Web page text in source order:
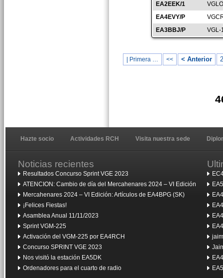
EA2EEK/1
EA4EVY/P
EA3BBJ/P
VGL-
| Primera … << < Anterior
Hazte socio Actividades RCH Visita nuestra sede
Noticias recientes
Resultados Concurso Sprint VGE 2023
ATENCION: Cambio de día del Mercahenares 2024 – VI Edición
Mercahenares 2024 – VI Edición: Artículos de EA4BPG (SK)
¡Felices Fiestas!
Asamblea Anual 11/11/2023
Sprint VGM-225
Activación del VGM-225 por EA4RCH
Concurso SPRINT VGE 2023
Nos visitó la estación EA5DK
Ordenadores para el cuarto de radio